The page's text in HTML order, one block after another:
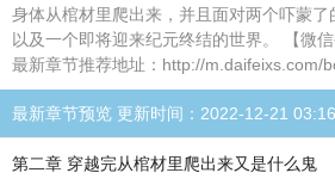
身体从棺材里爬出来，并且面对两个吓蒙
以及一个即将迎来纪元终结的世界。 【微信
最新章节推荐地址：http://m.daifeixs.com/
最新章节预览 更新时间：2022-12-21
第二章 穿越完从棺材里爬出来又是什么鬼